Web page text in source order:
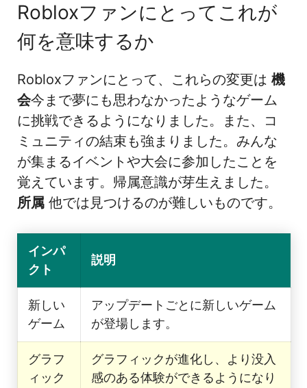
Robloxファンにとってこれが
何を意味するか
Robloxファンにとって、これらの変更は 機
会今まで夢にも思わなかったようなゲーム
に挑戦できるようになりました。また、コ
ミュニティの結束も強まりました。みんな
が集まるイベントや大会に参加したことを
覚えています。帰属意識が芽生えました。
所属 他では見つけるのが難しいものです。
インパ
クト
説明
新しい
ゲーム
アップデートごとに新しいゲーム
が登場します。
グラフ
ィック
グラフィックが進化し、より没入
感のある体験ができるようになり